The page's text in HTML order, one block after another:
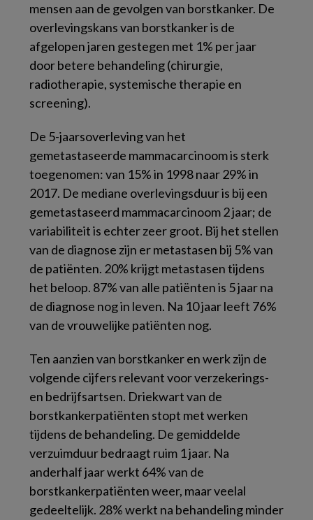
mensen aan de gevolgen van borstkanker. De
overlevingskans van borstkanker is de
afgelopen jaren gestegen met 1% per jaar
door betere behandeling (chirurgie,
radiotherapie, systemische therapie en
screening).
De 5-jaarsoverleving van het
gemetastaseerde mammacarcinoom is sterk
toegenomen: van 15% in 1998 naar 29% in
2017. De mediane overlevingsduur is bij een
gemetastaseerd mammacarcinoom 2 jaar; de
variabiliteit is echter zeer groot. Bij het stellen
van de diagnose zijn er metastasen bij 5% van
de patiënten. 20% krijgt metastasen tijdens
het beloop. 87% van alle patiënten is 5 jaar na
de diagnose nog in leven. Na 10 jaar leeft 76%
van de vrouwelijke patiënten nog.
Ten aanzien van borstkanker en werk zijn de
volgende cijfers relevant voor verzekerings-
en bedrijfsartsen. Driekwart van de
borstkankerpatiënten stopt met werken
tijdens de behandeling. De gemiddelde
verzuimduur bedraagt ruim 1 jaar. Na
anderhalf jaar werkt 64% van de
borstkankerpatiënten weer, maar veelal
gedeeltelijk. 28% werkt na behandeling minder